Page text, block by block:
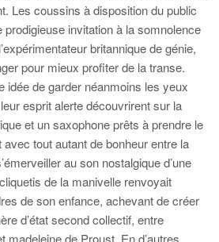
Les coussins à disposition du public
prodigieuse invitation à la somnolence
britannique de génie,
pour mieux profiter de la transe.
idée de garder néanmoins les yeux
esprit alerte découvrirent sur la
et un saxophone prêts à prendre le
tout autant de bonheur entre la
au son nostalgique d’une
de la manivelle renvoyait
de son enfance, achevant de créer
d’état second collectif, entre
madeleine de Proust. En d’autres